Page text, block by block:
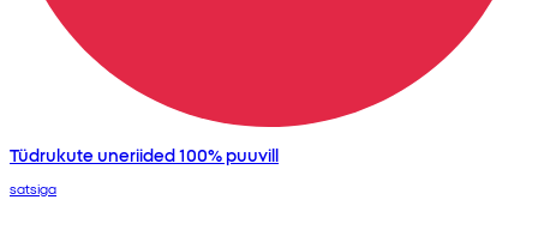
Tüdrukute uneriided 100% puuvill
satsiga